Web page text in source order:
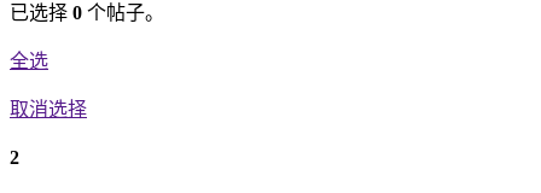
已选择 0 个帖子。
全选
取消选择
2